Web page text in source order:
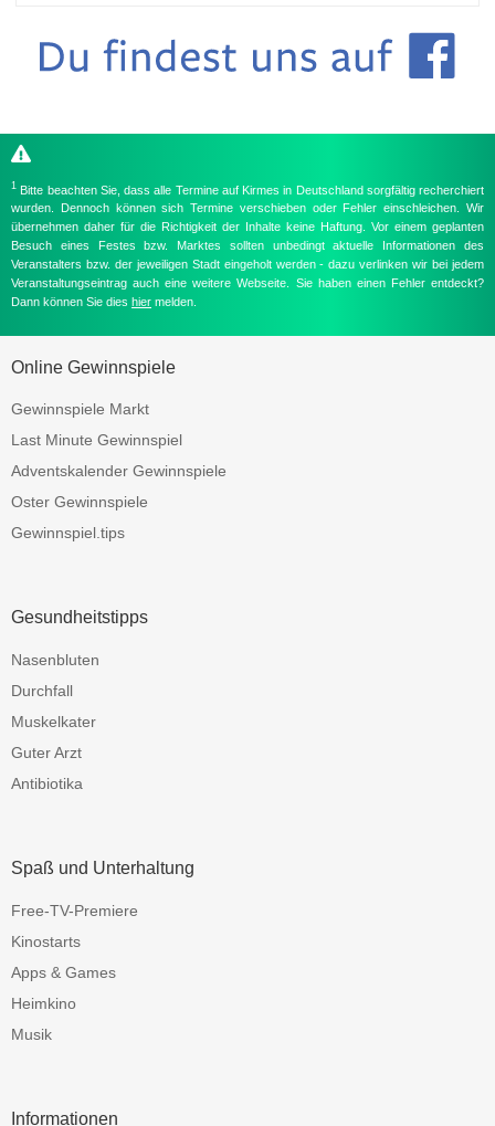
1 Bitte beachten Sie, dass alle Termine auf Kirmes in Deutschland sorgfältig recherchiert
wurden. Dennoch können sich Termine verschieben oder Fehler einschleichen. Wir
übernehmen daher für die Richtigkeit der Inhalte keine Haftung. Vor einem geplanten
Besuch eines Festes bzw. Marktes sollten unbedingt aktuelle Informationen des
Veranstalters bzw. der jeweiligen Stadt eingeholt werden - dazu verlinken wir bei jedem
Veranstaltungseintrag auch eine weitere Webseite. Sie haben einen Fehler entdeckt?
Dann können Sie dies hier melden.
Online Gewinnspiele
Gewinnspiele Markt
Last Minute Gewinnspiel
Adventskalender Gewinnspiele
Oster Gewinnspiele
Gewinnspiel.tips
Gesundheitstipps
Nasenbluten
Durchfall
Muskelkater
Guter Arzt
Antibiotika
Spaß und Unterhaltung
Free-TV-Premiere
Kinostarts
Apps & Games
Heimkino
Musik
Informationen